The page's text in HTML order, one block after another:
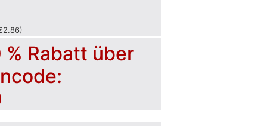
2.86)
% Rabatt über